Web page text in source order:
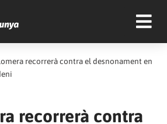
recorrerà contra el desnonament en
recorrerà contra